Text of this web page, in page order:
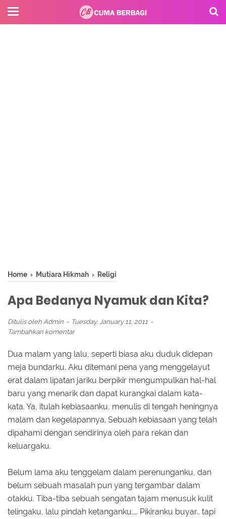
Home › Mutiara Hikmah › Religi
Apa Bedanya Nyamuk dan Kita?
Ditulis oleh Admin
Tuesday, January 11, 2011
Tambahkan komentar
Dua malam yang lalu, seperti biasa aku duduk didepan
meja bundarku. Aku ditemani pena yang menggelayut
erat dalam lipatan jariku berpikir mengumpulkan hal-hal
baru yang menarik dan dapat kurangkai dalam kata-
kata. Ya, itulah kebiasaanku, menulis di tengah heningnya
malam dan kegelapannya. Sebuah kebiasaan yang telah
dipahami dengan sendirinya oleh para rekan dan
keluargaku.
Belum lama aku tenggelam dalam perenunganku, dan
belum sebuah masalah pun yang tergambar dalam
otakku. Tiba-tiba sebuah sengatan tajam menusuk kulit
telingaku, lalu pindah ketanganku.... Pikiranku buyar.. tapi